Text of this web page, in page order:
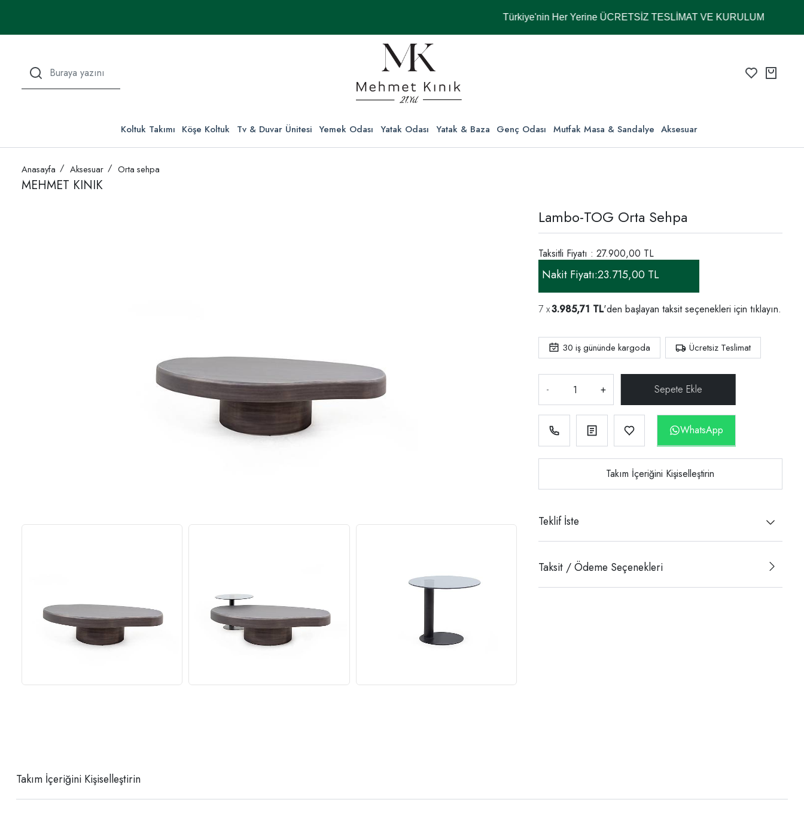
Türkiye'nin Her Yerine ÜCRETSİZ TESLİMAT VE KURULUM
Koltuk Takımı Köşe Koltuk Tv & Duvar Ünitesi Yemek Odası Yatak Odası Yatak & Baza Genç Odası Mutfak Masa & Sandalye Aksesuar
Anasayfa Aksesuar Orta sehpa
MEHMET KINIK
Lambo-TOG Orta Sehpa
Taksitli Fiyatı : 27.900,00 TL
Nakit Fiyatı:23.715,00 TL
3.985,71 TL'den başlayan taksit seçenekleri için tıklayın.
30 iş gününde kargoda Ücretsiz Teslimat
- +
WhatsApp
Takım İçeriğini Kişiselleştirin
Teklif İste
Taksit / Ödeme Seçenekleri
Takım İçeriğini Kişiselleştirin